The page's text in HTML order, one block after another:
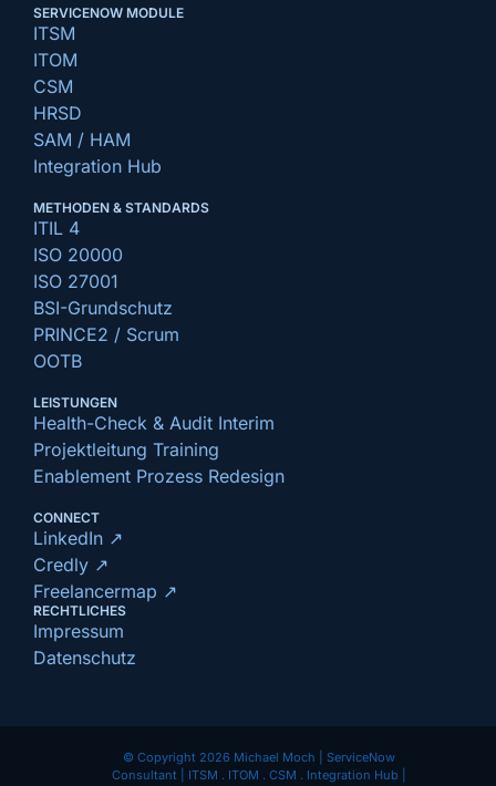
SERVICENOW MODULE
ITSM
ITOM
CSM
HRSD
SAM / HAM
Integration Hub
METHODEN & STANDARDS
ITIL 4
ISO 20000
ISO 27001
BSI-Grundschutz
PRINCE2 / Scrum
OOTB
LEISTUNGEN
Health-Check & Audit Interim
Projektleitung Training
Enablement Prozess Redesign
CONNECT
LinkedIn ↗
Credly ↗
Freelancermap ↗
RECHTLICHES
Impressum
Datenschutz
© Copyright 2026 Michael Moch | ServiceNow
Consultant | ITSM . ITOM . CSM . Integration Hub |